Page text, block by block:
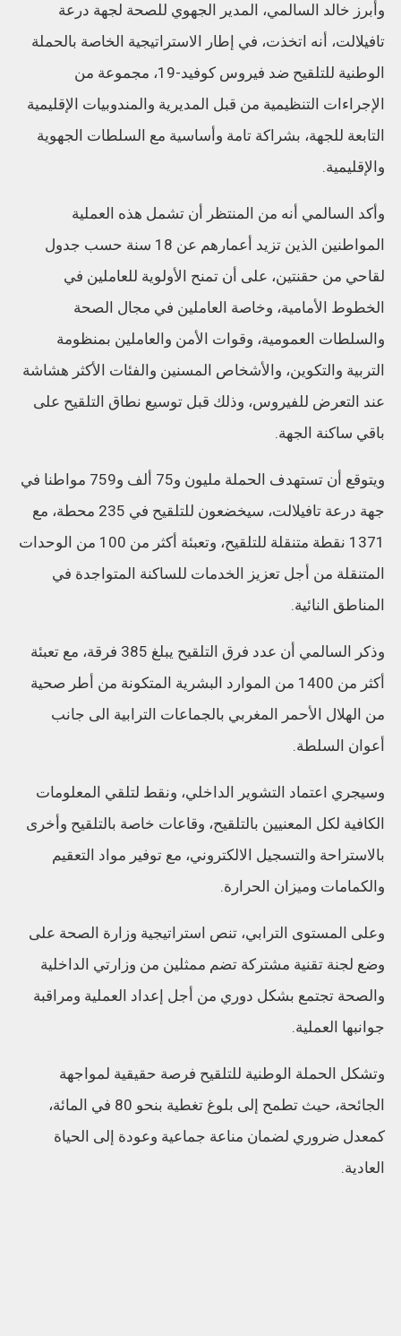
وأبرز خالد السالمي، المدير الجهوي للصحة لجهة درعة
تافيلالت، أنه اتخذت، في إطار الاستراتيجية الخاصة بالحملة
الوطنية للتلقيح ضد فيروس كوفيد-19، مجموعة من
الإجراءات التنظيمية من قبل المديرية والمندوبيات الإقليمية
التابعة للجهة، بشراكة تامة وأساسية مع السلطات الجهوية
والإقليمية.
وأكد السالمي أنه من المنتظر أن تشمل هذه العملية
المواطنين الذين تزيد أعمارهم عن 18 سنة حسب جدول
لقاحي من حقنتين، على أن تمنح الأولوية للعاملين في
الخطوط الأمامية، وخاصة العاملين في مجال الصحة
والسلطات العمومية، وقوات الأمن والعاملين بمنظومة
التربية والتكوين، والأشخاص المسنين والفئات الأكثر هشاشة
عند التعرض للفيروس، وذلك قبل توسيع نطاق التلقيح على
باقي ساكنة الجهة.
ويتوقع أن تستهدف الحملة مليون و75 ألف و759 مواطنا في
جهة درعة تافيلالت، سيخضعون للتلقيح في 235 محطة، مع
1371 نقطة متنقلة للتلقيح، وتعبئة أكثر من 100 من الوحدات
المتنقلة من أجل تعزيز الخدمات للساكنة المتواجدة في
المناطق النائية.
وذكر السالمي أن عدد فرق التلقيح يبلغ 385 فرقة، مع تعبئة
أكثر من 1400 من الموارد البشرية المتكونة من أطر صحية
من الهلال الأحمر المغربي بالجماعات الترابية الى جانب
أعوان السلطة.
وسيجري اعتماد التشوير الداخلي، ونقط لتلقي المعلومات
الكافية لكل المعنيين بالتلقيح، وقاعات خاصة بالتلقيح وأخرى
بالاستراحة والتسجيل الالكتروني، مع توفير مواد التعقيم
والكمامات وميزان الحرارة.
وعلى المستوى الترابي، تنص استراتيجية وزارة الصحة على
وضع لجنة تقنية مشتركة تضم ممثلين من وزارتي الداخلية
والصحة تجتمع بشكل دوري من أجل إعداد العملية ومراقبة
جوانبها العملية.
وتشكل الحملة الوطنية للتلقيح فرصة حقيقية لمواجهة
الجائحة، حيث تطمح إلى بلوغ تغطية بنحو 80 في المائة،
كمعدل ضروري لضمان مناعة جماعية وعودة إلى الحياة
العادية.